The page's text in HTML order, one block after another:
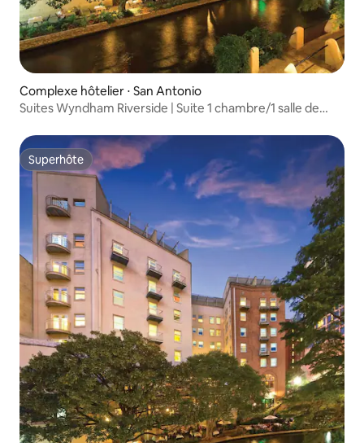
Complexe hôtelier ⋅ San Antonio
Suites Wyndham Riverside | Suite 1 chambre/1 salle de
Superhôte
Superhôte